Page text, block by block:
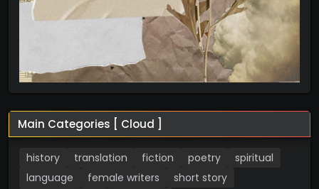
Main Categories [ Cloud ]
history translation fiction poetry
spiritual
language
female writers
short story